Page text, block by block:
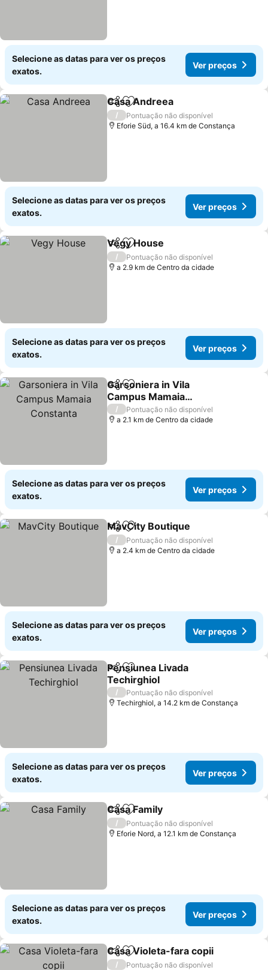
Selecione as datas para ver os preços
exatos.
Ver preços
PartilharAdicionar aos favoritos
Casa Andreea
/
Pontuação não disponível
Eforie Süd, a 16.4 km de Constança
Selecione as datas para ver os preços
exatos.
Ver preços
PartilharAdicionar aos favoritos
Vegy House
/
Pontuação não disponível
a 2.9 km de Centro da cidade
Selecione as datas para ver os preços
exatos.
Ver preços
PartilharAdicionar aos favoritos
Garsoniera in Vila
Campus Mamaia
Constanta
/
Pontuação não disponível
a 2.1 km de Centro da cidade
Selecione as datas para ver os preços
exatos.
Ver preços
PartilharAdicionar aos favoritos
MavCity Boutique
/
Pontuação não disponível
a 2.4 km de Centro da cidade
Selecione as datas para ver os preços
exatos.
Ver preços
PartilharAdicionar aos favoritos
Pensiunea Livada
Techirghiol
/
Pontuação não disponível
Techirghiol, a 14.2 km de Constança
Selecione as datas para ver os preços
exatos.
Ver preços
PartilharAdicionar aos favoritos
Casa Family
/
Pontuação não disponível
Eforie Nord, a 12.1 km de Constança
Selecione as datas para ver os preços
exatos.
Ver preços
PartilharAdicionar aos favoritos
Casa Violeta-fara copii
/
Pontuação não disponível